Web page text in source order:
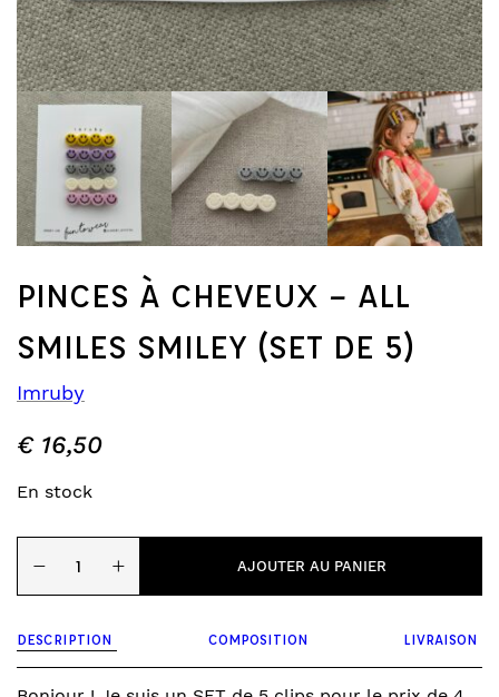
PINCES À CHEVEUX – ALL
SMILES SMILEY (SET DE 5)
Imruby
€16,50
En stock
de
cheveux
-
All
− + AJOUTER AU PANIER
DESCRIPTION COMPOSITION LIVRAISON